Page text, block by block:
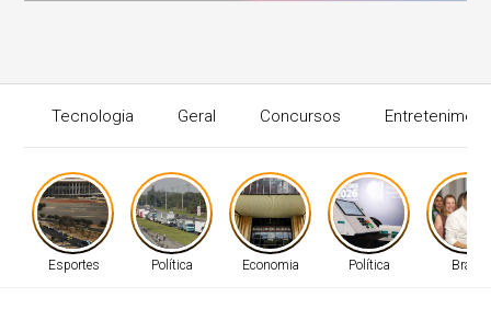
Tecnologia Geral Concursos
Esportes Política Economia Política Brasil